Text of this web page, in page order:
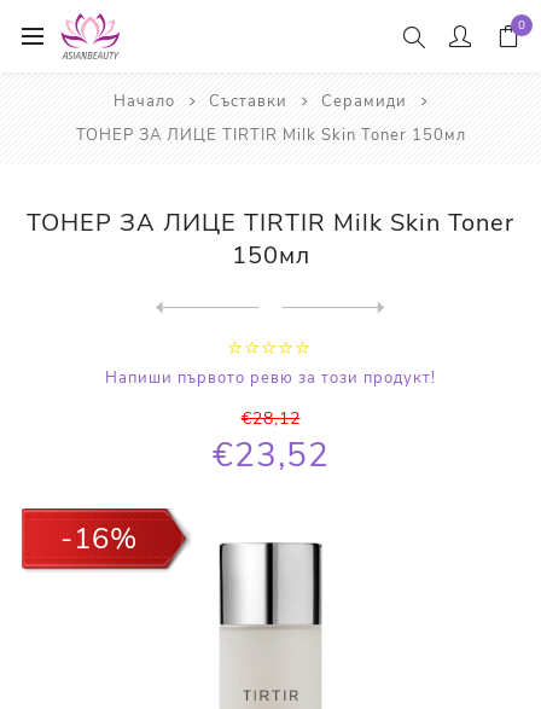
0
Начало Съставки
Серамиди
ТОНЕР ЗА ЛИЦЕ TIRTIR Milk Skin Toner 150мл
-16%
ТОНЕР ЗА ЛИЦЕ TIRTIR Milk Skin Toner
150мл
Напиши първото ревю за този продукт!
€28,12
€23,52